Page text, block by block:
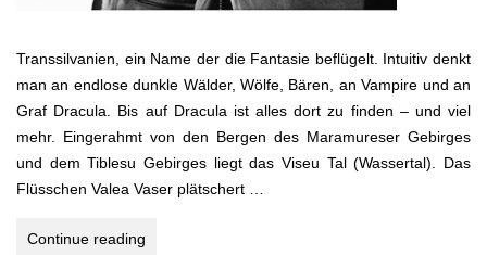
Transsilvanien, ein Name der die Fantasie beflügelt. Intuitiv denkt
man an endlose dunkle Wälder, Wölfe, Bären, an Vampire und an
Graf Dracula. Bis auf Dracula ist alles dort zu finden – und viel
mehr. Eingerahmt von den Bergen des Maramureser Gebirges
und dem Tiblesu Gebirges liegt das Viseu Tal (Wassertal). Das
Flüsschen Valea Vaser plätschert …
Continue reading